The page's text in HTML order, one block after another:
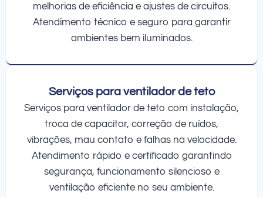
melhorias de eficiência e ajustes de circuitos.
Atendimento técnico e seguro para garantir
ambientes bem iluminados.
Serviços para ventilador de teto
Serviços para ventilador de teto com instalação,
troca de capacitor, correção de ruídos,
vibrações, mau contato e falhas na velocidade.
Atendimento rápido e certificado garantindo
segurança, funcionamento silencioso e
ventilação eficiente no seu ambiente.